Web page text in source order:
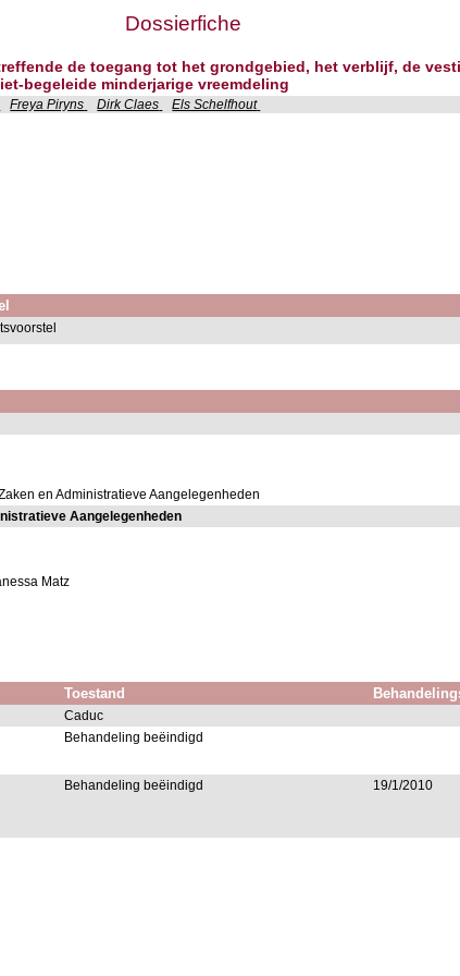
Dossierfiche
de toegang tot het grondgebied, het verblijf, de
begeleide minderjarige vreemdeling
Freya Piryns Dirk Claes Els Schelfhout
en Administratieve Aangelegenheden
Aangelegenheden
Matz
Toestand
Caduc
Behandeling beëindigd
Behandeling beëindigd 19/1/2010